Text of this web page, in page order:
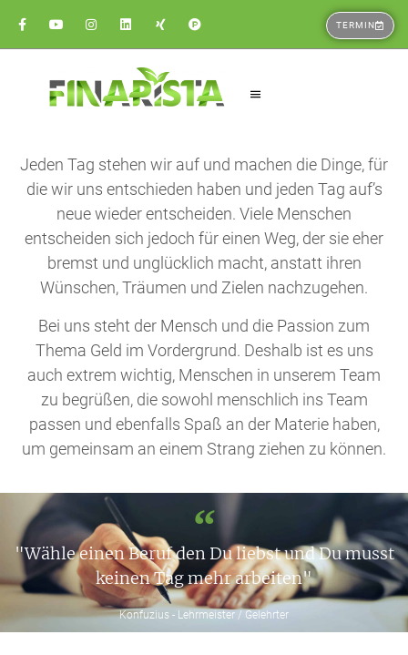
TERMIN
Jeden Tag stehen wir auf und machen die Dinge, für
die wir uns entschieden haben und jeden Tag auf’s
neue wieder entscheiden. Viele Menschen
entscheiden sich jedoch für einen Weg, der sie eher
bremst und unglücklich macht, anstatt ihren
Wünschen, Träumen und Zielen nachzugehen.
Bei uns steht der Mensch und die Passion zum
Thema Geld im Vordergrund. Deshalb ist es uns
auch extrem wichtig, Menschen in unserem Team
zu begrüßen, die sowohl menschlich ins Team
passen und ebenfalls Spaß an der Materie haben,
um gemeinsam an einem Strang ziehen zu können.
"Wähle einen Beruf den Du liebst und Du musst
keinen Tag mehr arbeiten"
Konfuzius - Lehrmeister / Gelehrter